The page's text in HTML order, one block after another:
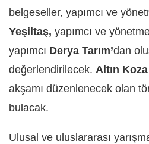
belgeseller, yapımcı ve
Yeşiltaş, yapımcı ve
yapımcı Derya Tarım’dan
değerlendirilecek. Altın
akşamı düzenlenecek olan
bulacak.
Ulusal ve uluslararası